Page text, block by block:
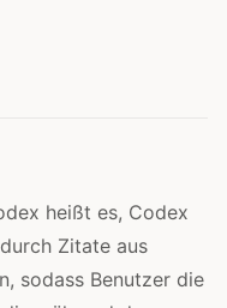
heißt es, Codex
Zitate aus
sodass Benutzer die